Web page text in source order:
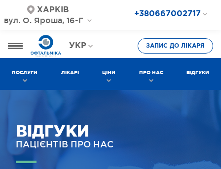
ХАРКІВ
вул. О. Яроша, 16-Г
+380667002717
+380577002717
УКР
РОС
ЗАПИС ДО ЛІКАРЯ
ПОСЛУГИ ЛІКАРІ ЦІНИ ПРО НАС ВІДГУКИ
ВІДГУКИ
ПАЦІЄНТІВ ПРО НАС